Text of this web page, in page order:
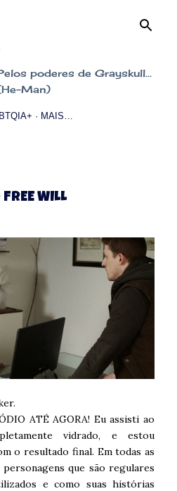
poderes de Grayskull...
Man)
MAIS…
WILL
ATÉ AGORA! Eu assisti ao
vidrado, e estou
o resultado final. Em todas as
que são regulares
e como suas histórias